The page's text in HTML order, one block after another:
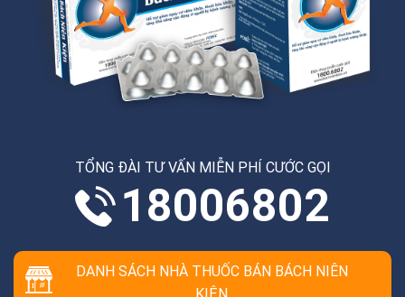
TỔNG ĐÀI TƯ VẤN MIỄN PHÍ CƯỚC GỌI
18006802
DANH SÁCH NHÀ THUỐC BÁN BÁCH NIÊN